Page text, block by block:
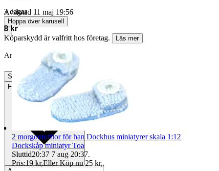
Avslutad 11 maj 19:56
8 kr
Köparskydd är valfritt hos företag.
Läs mer
Annonsen är avslutad. Såld med Köp nu.
Slutade11 maj 19:56
Frakt15 kr Annat fraktsätt
3 dagar
Hoppa över karusell
2 morgontofflor för han Dockhus miniatyrer skala 1:12
Dockskåp miniatyr Toa
Sluttid20:37 7 aug 20:37.
Pris:19 kr,Eller Köp nu 25 kr,.